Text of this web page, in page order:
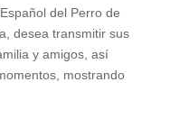
del Perro de
desea transmitir sus
y amigos, así
mostrando